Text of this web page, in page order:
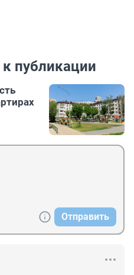
публикации
Отправить